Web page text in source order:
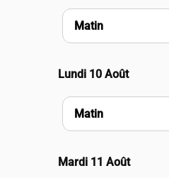
Matin
Lundi 10 Août
Matin
Mardi 11 Août